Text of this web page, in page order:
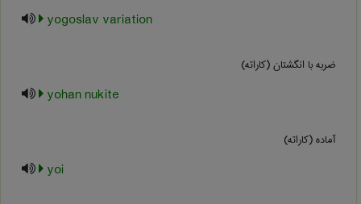
yogoslav variation
ضربه با انگشتان (کاراته)
yohan nukite
آماده (کاراته)
yoi